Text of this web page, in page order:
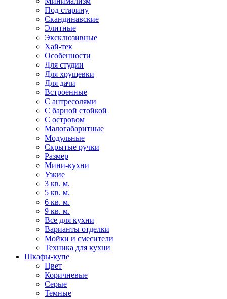
Под старину
Скандинавские
Элитные
Эксклюзивные
Хай-тек
Особенности
Для студии
Для хрущевки
Для дачи
Встроенные
С антресолями
С барной стойкой
С островом
Малогабаритные
Модульные
Скрытые ручки
Размер
Мини-кухни
Узкие
3 кв. м.
5 кв. м.
6 кв. м.
9 кв. м.
Все для кухни
Варианты отделки
Мойки и смесители
Техника для кухни
Шкафы-купе
Цвет
Коричневые
Серые
Темные